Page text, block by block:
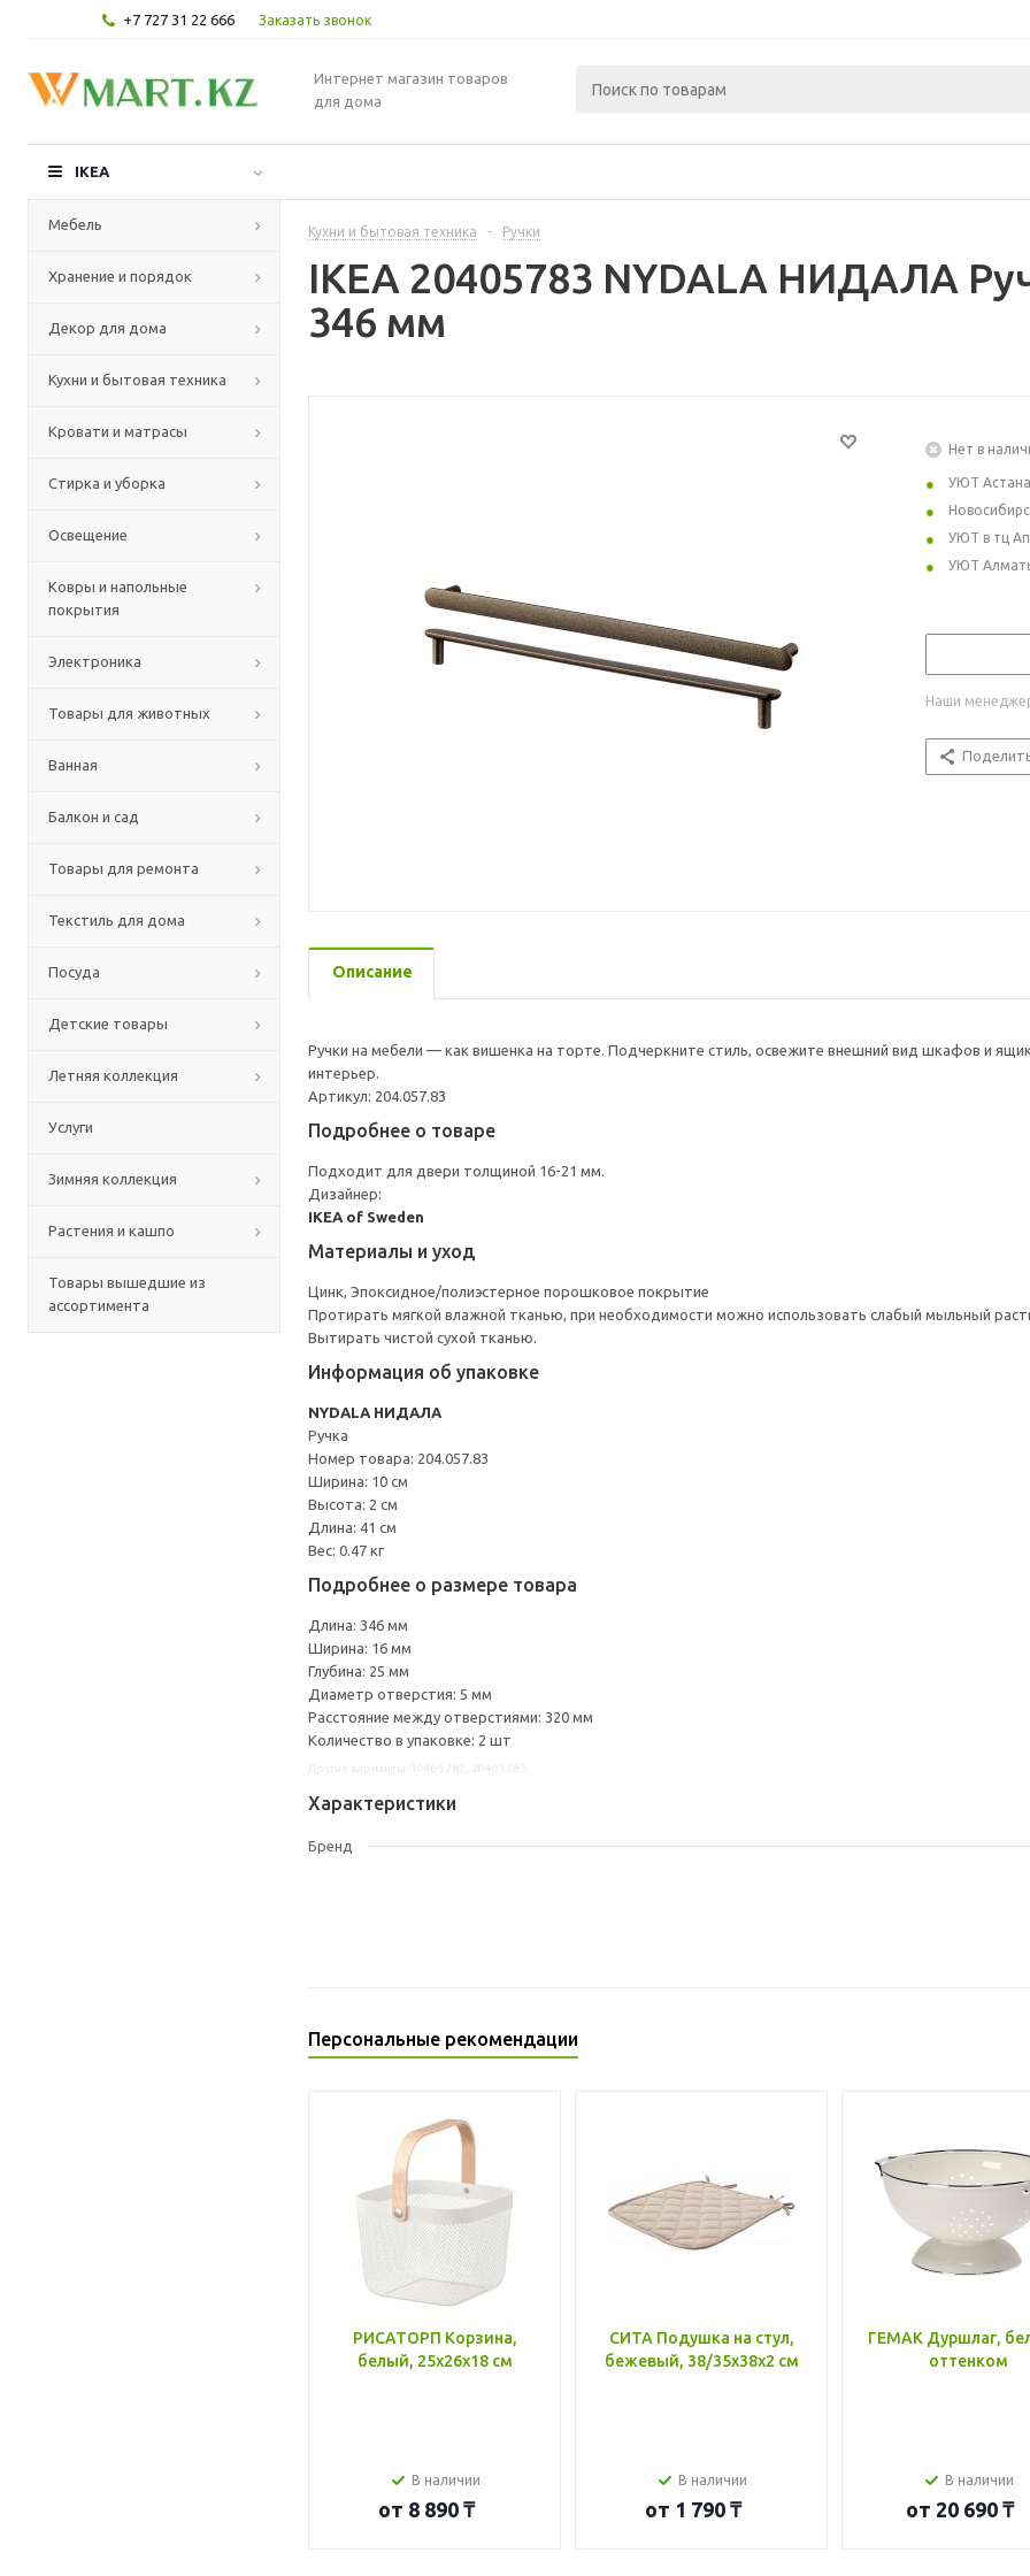
+7 727 31 22 666 Заказать звонок
Интернет магазин товаров
для дома
IKEA
Мебель
Хранение и порядок
Декор для дома
Кухни и бытовая техника
Кровати и матрасы
Стирка и уборка
Освещение
Ковры и напольные
покрытия
Электроника
Товары для животных
Ванная
Балкон и сад
Товары для ремонта
Текстиль для дома
Посуда
Детские товары
Летняя коллекция
Услуги
Зимняя коллекция
Растения и кашпо
Товары вышедшие из
ассортимента
Кухни и бытовая техника - Ручки
IKEA 20405783 NYDALA НИДАЛА
346 мм
Нет в
УЮТ Астана
УЮТ в тц
УЮТ
Наши
Описание
Ручки на мебели — как вишенка на торте. Подчеркните стиль, освежите внешний вид шкафов и
интерьер.
Артикул: 204.057.83
Подробнее о товаре
Подходит для двери толщиной 16-21 мм.
Дизайнер:
IKEA of Sweden
Материалы и уход
Цинк, Эпоксидное/полиэстерное порошковое покрытие
Протирать мягкой влажной тканью, при необходимости можно использовать слабый мыльный
Вытирать чистой сухой тканью.
Информация об упаковке
NYDALA НИДАЛА
Ручка
Номер товара: 204.057.83
Ширина: 10 см
Высота: 2 см
Длина: 41 см
Вес: 0.47 кг
Подробнее о размере товара
Длина: 346 мм
Ширина: 16 мм
Глубина: 25 мм
Диаметр отверстия: 5 мм
Расстояние между отверстиями: 320 мм
Количество в упаковке: 2 шт
Характеристики
Бренд
Персональные рекомендации
РИСАТОРП Корзина,
белый, 25x26x18 см
В наличии
от 8 890 ₸
СИТА Подушка на стул,
бежевый, 38/35x38x2 см
В наличии
от 1 790 ₸
ГЕМАК Дуршлаг,
оттенком
В наличии
от 20 690 ₸